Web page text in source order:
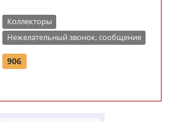
Коллекторы
Нежелательный звонок, сообщение
906